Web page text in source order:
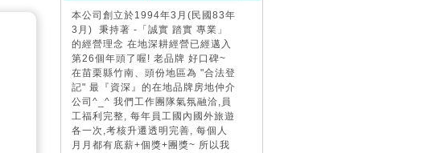
本公司創立於1994年3月(民國83年
3月) 秉持著 -「誠實 踏實 專業」
的經營理念 在地深耕經營已經邁入
第26個年頭了喔! 老品牌 好口碑~
在苗栗縣竹南、頭份地區為 "合法登
記" 最『資深』的在地品牌房地仲介
公司^_^ 我們工作團隊氣氛融洽,員
工福利完整, 每年員工國內國外旅遊
各一次,考核升遷透明完善, 每個人
月月都有底薪+個獎+團獎~ 所以我